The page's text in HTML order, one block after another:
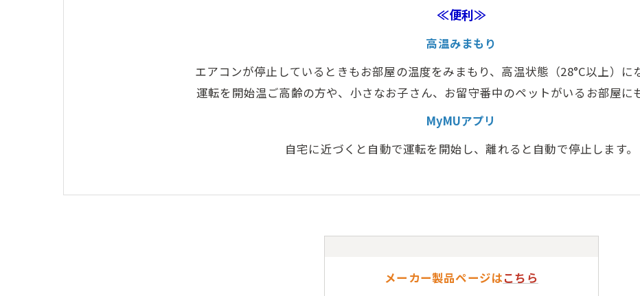
≪便利≫
高温みまもり
エアコンが停止しているときもお部屋の温度をみまもり、高温状態（28°C以上）に
運転を開始温ご高齢の方や、小さなお子さん、お留守番中のペットがいるお部屋に
MyMUアプリ
自宅に近づくと自動で運転を開始し、離れると自動で停止します。
メーカー製品ページはこちら